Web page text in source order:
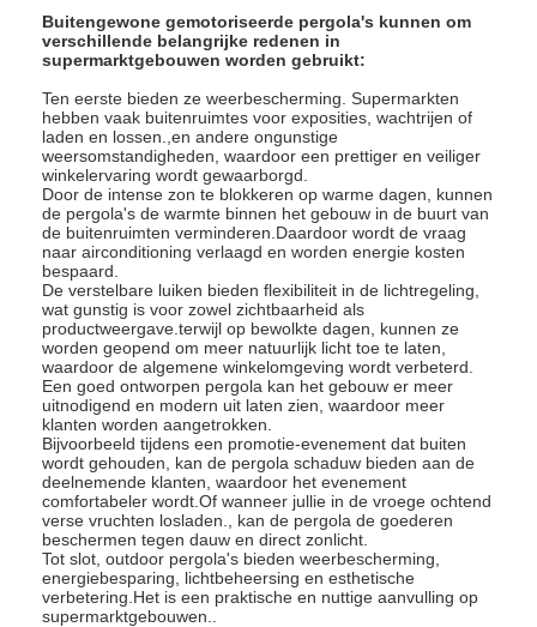
Buitengewone gemotoriseerde pergola's kunnen om
verschillende belangrijke redenen in
supermarktgebouwen worden gebruikt:
Ten eerste bieden ze weerbescherming. Supermarkten
hebben vaak buitenruimtes voor exposities, wachtrijen of
laden en lossen.,en andere ongunstige
weersomstandigheden, waardoor een prettiger en veiliger
winkelervaring wordt gewaarborgd.
Door de intense zon te blokkeren op warme dagen, kunnen
de pergola's de warmte binnen het gebouw in de buurt van
de buitenruimten verminderen.Daardoor wordt de vraag
naar airconditioning verlaagd en worden energie kosten
bespaard.
De verstelbare luiken bieden flexibiliteit in de lichtregeling,
wat gunstig is voor zowel zichtbaarheid als
productweergave.terwijl op bewolkte dagen, kunnen ze
worden geopend om meer natuurlijk licht toe te laten,
waardoor de algemene winkelomgeving wordt verbeterd.
Een goed ontworpen pergola kan het gebouw er meer
uitnodigend en modern uit laten zien, waardoor meer
klanten worden aangetrokken.
Bijvoorbeeld tijdens een promotie-evenement dat buiten
wordt gehouden, kan de pergola schaduw bieden aan de
deelnemende klanten, waardoor het evenement
comfortabeler wordt.Of wanneer jullie in de vroege ochtend
verse vruchten losladen., kan de pergola de goederen
beschermen tegen dauw en direct zonlicht.
Tot slot, outdoor pergola's bieden weerbescherming,
energiebesparing, lichtbeheersing en esthetische
verbetering.Het is een praktische en nuttige aanvulling op
supermarktgebouwen..